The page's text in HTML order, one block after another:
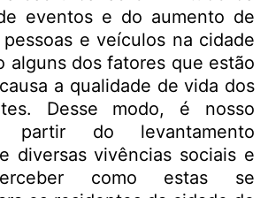
eventos e do aumento de
e veículos na cidade
alguns dos fatores que estão
a qualidade de vida dos
Desse modo, é nosso
do levantamento
diversas vivências sociais e
como estas se